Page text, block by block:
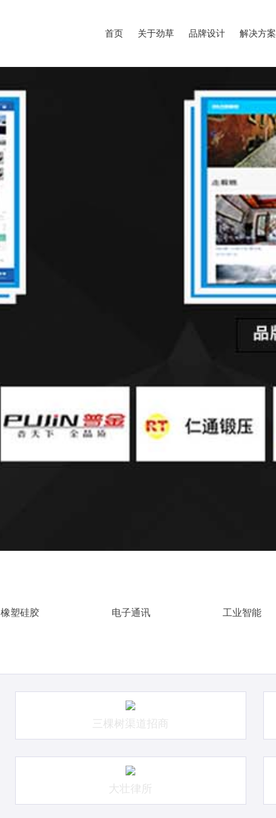
首页 关于劲草 品牌设计 解决方案
橡塑硅胶 电子通讯 工业智能
三棵树渠道招商
大壮律所